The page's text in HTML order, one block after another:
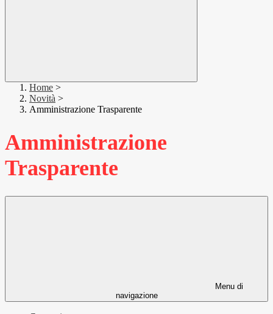
Home >
Novità >
Amministrazione Trasparente
Amministrazione
Trasparente
Menu di
navigazione